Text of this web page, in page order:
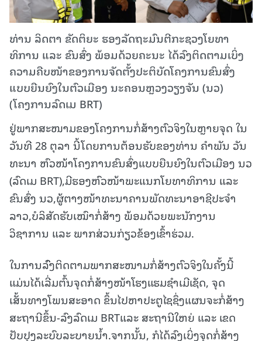
ທ່ານ ລິດຕາ ຂັດຕິຍະ ຮອງລັດຖະມົນຕີກະຊວງໂຍທາ
ທິການ ແລະ ຂົນສົ່ງ ພ້ອມດ້ວຍຄະນະ ໄດ້ລົງຕິດຕາມເບິ່ງ
ຄວາມຄືບໜ້າຂອງການຈັດຕັ້ງປະຕິບັດໂຄງການຂົນສົ່ງ
ແບບຍືນຍົງໃນຕົວເມືອງ ນະຄອນຫຼວງວຽງຈັນ (ນວ)
(ໂຄງການລົດເມ BRT)
ຢູ່ພາກສະໜາມຂອງໂຄງການກໍ່ສ້າງຕົວຈິງໃນຫຼາຍຈຸດ ໃນ
ວັນທີ 28 ຕຸລາ ນີ້ໂດຍການຕ້ອນຮັບຂອງທ່ານ ຄຳພັນ ວັນ
ທະນາ ຫົວໜ້າໂຄງການຂົນສົ່ງແບບຍືນຍົງໃນຕົວເມືອງ ນວ
(ລົດເມ BRT),ມີຮອງຫົວໜ້າພະແນກໂຍທາທິການ ແລະ
ຂົນສົ່ງ ນວ,ຜູ້ຕາງໜ້າທະນາຄານພັດທະນາອາຊີປະຈຳ
ລາວ,ບໍລິສັດຮັບເໝົາກໍ່ສ້າງ ພ້ອມດ້ວຍພະນັກງານ
ວິຊາການ ແລະ ພາກສ່ວນກ່ຽວຂ້ອງເຂົ້າຮ່ວມ.
ໃນການລົົງຕິດຕາມພາກສະໜາມກໍ່ສ້າງຕົວຈິງໃນຄັ້ງນີ້
ແມ່ນໄດ້ເລີ່ມຕົ້ນຈຸດກໍ່ສ້າງໜ້າໂຮງແຮມຊຳເມີເຊັດ, ຈຸດ
ເສັ້ນທາງໂພນສະອາດ ຂຶ້ນໄປຫາປະຕູໄຊຊຶ່ງແຜນຈະກໍ່ສ້າງ
ສະຖານີຂຶ້ນ-ລົງລົດເມ BRTແລະ ສະຖານີໃຫຍ່ ແລະ ເຂດ
ປັບປຸງລະບົບລະບາຍນ້ຳ.ຈາກນັ້ນ, ກໍໄດ້ລົງເບິ່ງຈຸດກໍ່ສ້າງ